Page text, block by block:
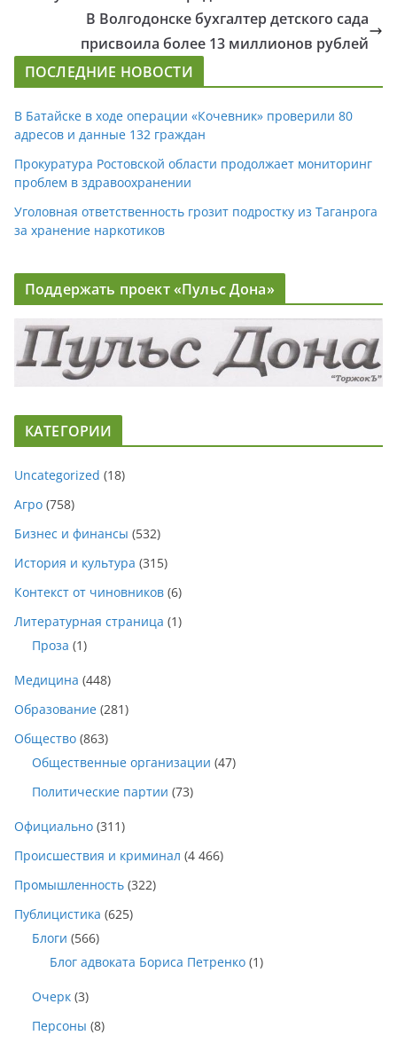
В Волгодонске бухгалтер детского сада
присвоила более 13 миллионов рублей
ПОСЛЕДНИЕ НОВОСТИ
В Батайске в ходе операции «Кочевник» проверили 80
адресов и данные 132 граждан
Прокуратура Ростовской области продолжает мониторинг
проблем в здравоохранении
Уголовная ответственность грозит подростку из Таганрога
за хранение наркотиков
Поддержать проект «Пульс Дона»
КАТЕГОРИИ
Uncategorized (18)
Агро (758)
Бизнес и финансы (532)
История и культура (315)
Контекст от чиновников (6)
Литературная страница (1)
Проза (1)
Медицина (448)
Образование (281)
Общество (863)
Общественные организации (47)
Политические партии (73)
Официально (311)
Происшествия и криминал (4 466)
Промышленность (322)
Публицистика (625)
Блоги (566)
Блог адвоката Бориса Петренко (1)
Очерк (3)
Персоны (8)